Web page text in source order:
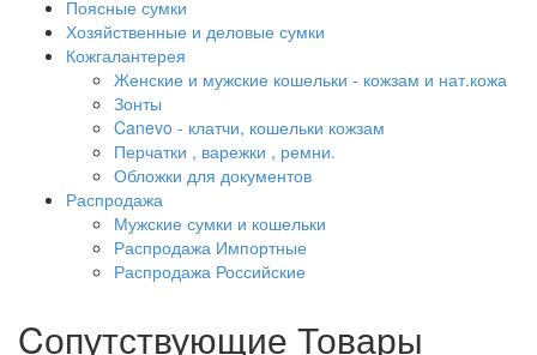
Поясные сумки
Хозяйственные и деловые сумки
Кожгалантерея
Женские и мужские кошельки - кожзам и нат.кожа
Зонты
Canevo - клатчи, кошельки кожзам
Перчатки , варежки , ремни.
Обложки для документов
Распродажа
Мужские сумки и кошельки
Распродажа Импортные
Распродажа Российские
Cопутствующие Товары